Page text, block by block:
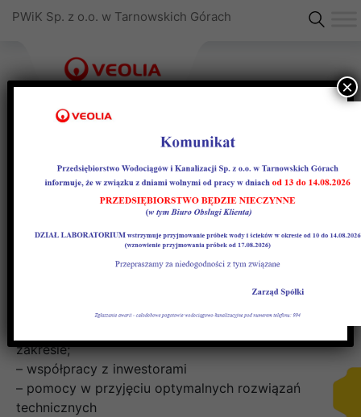
PWiK Sp. z o.o. w Tarnowskich Górach
Współpraca z
deweloperami
Współpraca z deweloperami przy realizacji
Przy realizacji inwestycji wodno-kanalizacjnych, na
zakresie;
– współpracy z inwestorami
– pomocy w przyjęciu optymalnych rozwiązań
technicznych
×